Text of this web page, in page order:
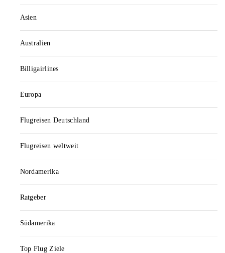
Asien
Australien
Billigairlines
Europa
Flugreisen Deutschland
Flugreisen weltweit
Nordamerika
Ratgeber
Südamerika
Top Flug Ziele